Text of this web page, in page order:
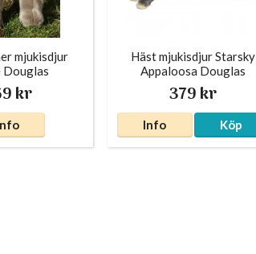
mjukisdjur
Douglas
kr
Häst mjukisdjur Starsky
Appaloosa Douglas
379 kr
Info Köp